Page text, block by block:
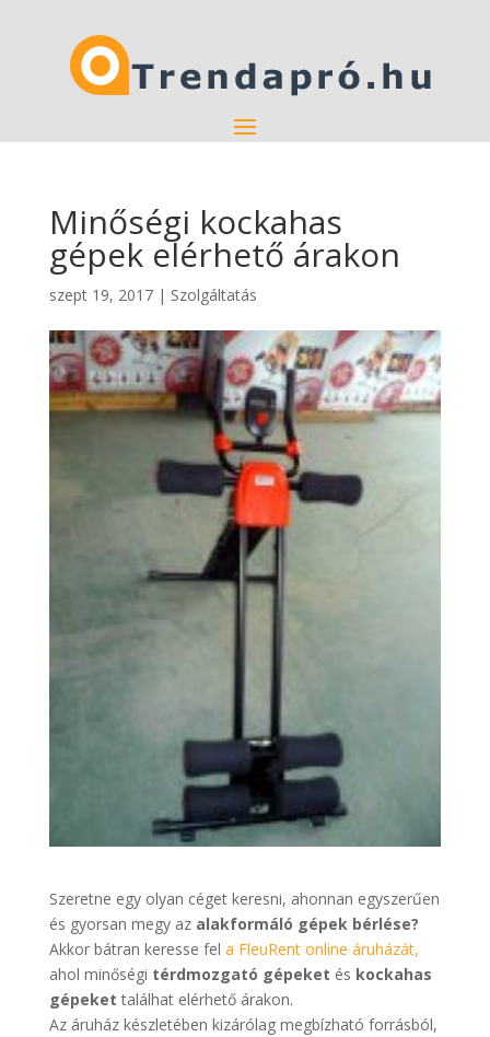
Minőségi kockahas
gépek elérhető árakon
szept 19, 2017| Szolgáltatás
Szeretne egy olyan céget keresni, ahonnan egyszerűen
és gyorsan megy az alakformáló gépek bérlése?
Akkor bátran keresse fel a FleuRent online áruházát,
ahol minőségi térdmozgató gépeket és kockahas
gépeket találhat elérhető árakon.
Az áruház készletében kizárólag megbízható forrásból,